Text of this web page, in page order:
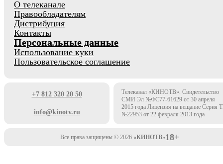
О телеканале
Правообладателям
Дистрибуция
Контакты
Персональные данные
Использование куки
Пользовательское соглашение
+7 812 320 20 50
info@kinotv.ru
Телеканал «КИНОТВ». Свидетельство
СМИ Эл №ФС77-61629 от 30 апреля
2015 года Лицензия на вещание Серия
№22953 от 22 февраля 2013 года
Все права защищены © 2026 «КИНОТВ»18+